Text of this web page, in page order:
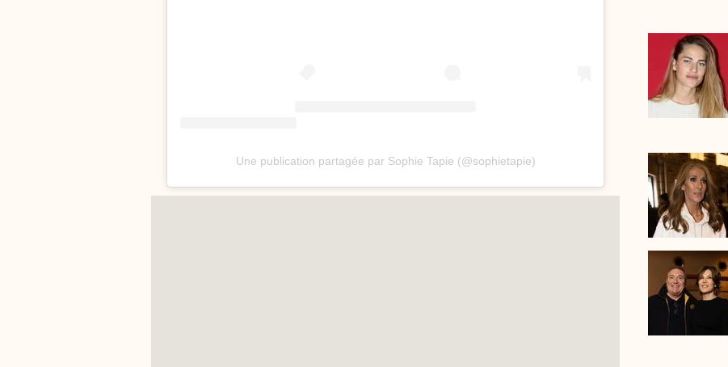
Une publication partagée par Sophie Tapie (@sophietapie)